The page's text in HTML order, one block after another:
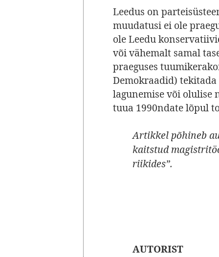
Leedus on
muudatusi ei ole
ole Leedu
või vähemalt samal
praeguses
Demokraadid)
lagunemise või olulise
tuua 1990ndate lõpul
Artikkel põhineb
kaitstud
riikides”.
AUTORIST